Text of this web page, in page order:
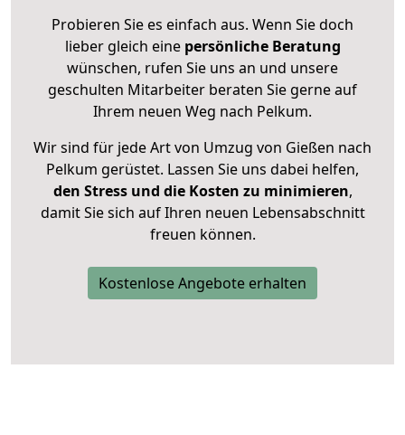
Probieren Sie es einfach aus. Wenn Sie doch
lieber gleich eine persönliche Beratung
wünschen, rufen Sie uns an und unsere
geschulten Mitarbeiter beraten Sie gerne auf
Ihrem neuen Weg nach Pelkum.
Wir sind für jede Art von Umzug von Gießen nach
Pelkum gerüstet. Lassen Sie uns dabei helfen,
den Stress und die Kosten zu minimieren,
damit Sie sich auf Ihren neuen Lebensabschnitt
freuen können.
Kostenlose Angebote erhalten